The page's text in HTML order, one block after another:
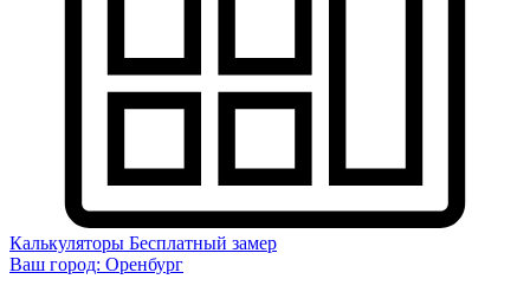
Калькуляторы Бесплатный замер
Ваш город: Оренбург